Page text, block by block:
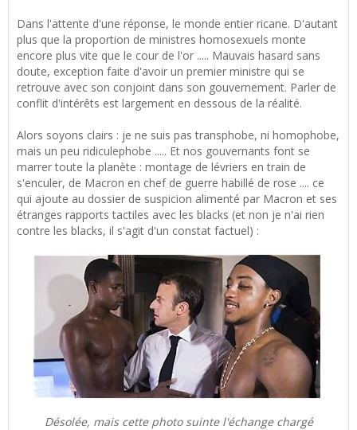
Dans l'attente d'une réponse, le monde entier ricane. D'autant
plus que la proportion de ministres homosexuels monte
encore plus vite que le cour de l'or ..... Mauvais hasard sans
doute, exception faite d'avoir un premier ministre qui se
retrouve avec son conjoint dans son gouvernement. Parler de
conflit d'intérêts est largement en dessous de la réalité.
Alors soyons clairs : je ne suis pas transphobe, ni homophobe,
mais un peu ridiculephobe ..... Et nos gouvernants font se
marrer toute la planète : montage de lévriers en train de
s'enculer, de Macron en chef de guerre habillé de rose .... ce
qui ajoute au dossier de suspicion alimenté par Macron et ses
étranges rapports tactiles avec les blacks (et non je n'ai rien
contre les blacks, il s'agit d'un constat factuel) :
Désolée, mais cette photo suinte l'échange chargé